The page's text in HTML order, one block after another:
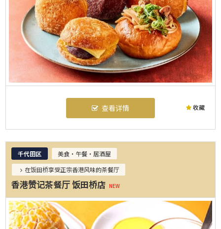
收藏
查看详情
千代田区
美食・午餐・居酒屋
在饭田桥享受正宗香港风味的茶餐厅
香港赞记茶餐厅 饭田桥店 NEW